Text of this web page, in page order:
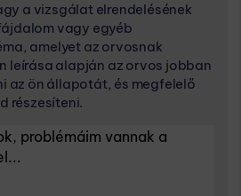
a vizsgálat elrendelésének
vagy egyéb
amelyet az orvosnak
leírása alapján az orvos jobban
az ön állapotát, és megfelelő
részesíteni.